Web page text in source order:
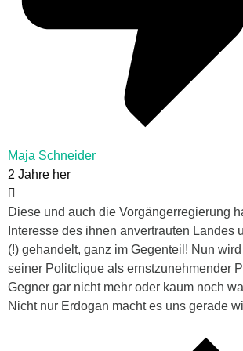
Maja Schneider
2 Jahre her
Diese und auch die Vorgängerregierung
Interesse des ihnen anvertrauten Landes
(!) gehandelt, ganz im Gegenteil! Nun
seiner Politclique als ernstzunehmender
Gegner gar nicht mehr oder kaum noch
Nicht nur Erdogan macht es uns gerade